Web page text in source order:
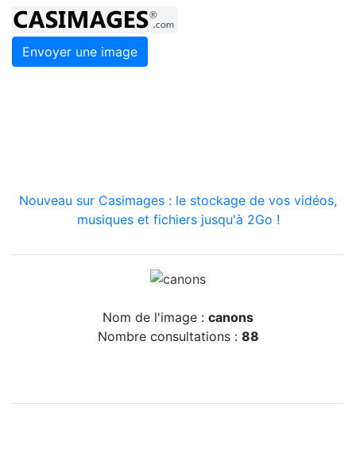
Envoyer une image
Nouveau sur Casimages : le stockage de vos vidéos,
musiques et fichiers jusqu'à 2Go !
Nom de l'image : canons
Nombre consultations : 88